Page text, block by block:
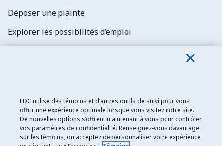
Déposer une plainte
Explorer les possibilités d’emploi
Exportation et développement Canada
Énoncé de confidentialité
EDC utilise des témoins et d’autres outils de suivi pour vous
offrir une expérience optimale lorsque vous visitez notre site.
De nouvelles options s’offrent maintenant à vous pour contrôler
vos paramètres de confidentialité. Renseignez-vous davantage
sur les témoins, ou acceptez de personnaliser votre expérience